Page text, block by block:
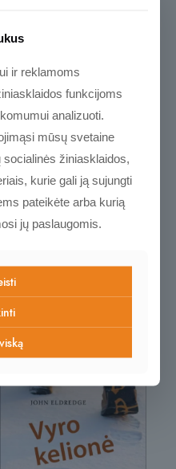
pirkėjai, kurie yra įsigiję šį
ir
prekės
ir reklamoms
funkcijoms
analizuoti.
mūsų svetaine
žiniasklaidos,
kurie gali ją sujungti
pateikėte arba kurią
jų paslaugomis.